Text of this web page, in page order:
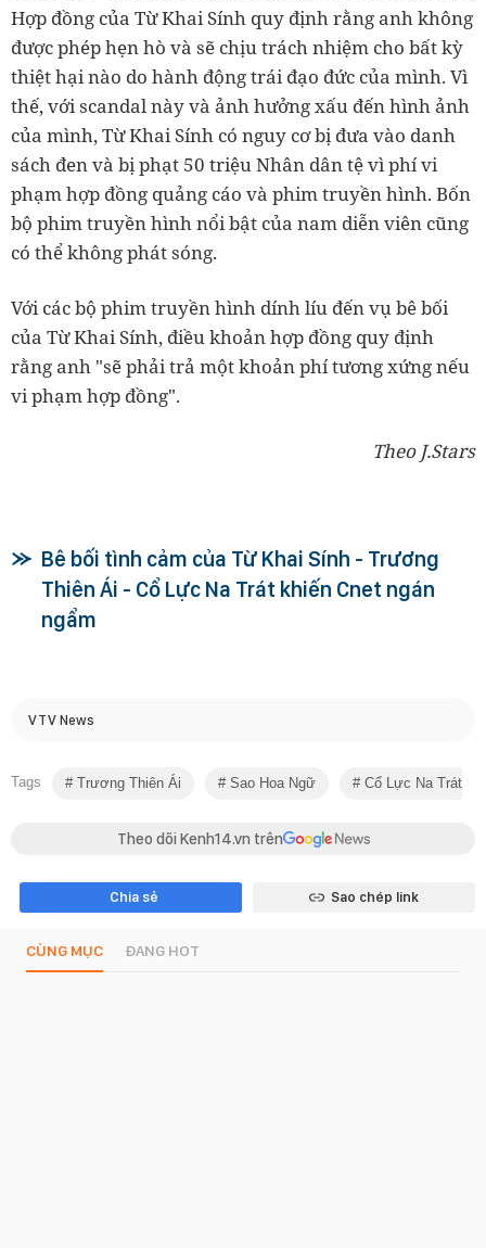
Hợp đồng của Từ Khai Sính quy định rằng anh không
được phép hẹn hò và sẽ chịu trách nhiệm cho bất kỳ
thiệt hại nào do hành động trái đạo đức của mình. Vì
thế, với scandal này và ảnh hưởng xấu đến hình ảnh
của mình, Từ Khai Sính có nguy cơ bị đưa vào danh
sách đen và bị phạt 50 triệu Nhân dân tệ vì phí vi
phạm hợp đồng quảng cáo và phim truyền hình. Bốn
bộ phim truyền hình nổi bật của nam diễn viên cũng
có thể không phát sóng.
Với các bộ phim truyền hình dính líu đến vụ bê bối
của Từ Khai Sính, điều khoản hợp đồng quy định
rằng anh "sẽ phải trả một khoản phí tương xứng nếu
vi phạm hợp đồng".
Theo J.Stars
Bê bối tình cảm của Từ Khai Sính - Trương
Thiên Ái - Cổ Lực Na Trát khiến Cnet ngán
ngẩm
VTV News
Tags Trương Thiên Ái Sao Hoa Ngữ Cổ Lực Na Trát
Theo dõi Kenh14.vn trên
Chia sẻ Sao chép link
CÙNG MỤC ĐANG HOT